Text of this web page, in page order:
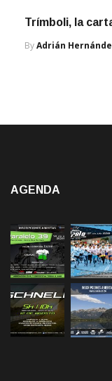
Trímboli, la
ByAdrián
AGENDA